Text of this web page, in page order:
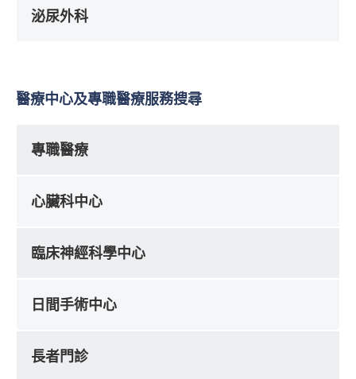
泌尿外科
醫療中心及專職醫療服務搜尋
專職醫療
心臟科中心
臨床神經科學中心
日間手術中心
長者門診